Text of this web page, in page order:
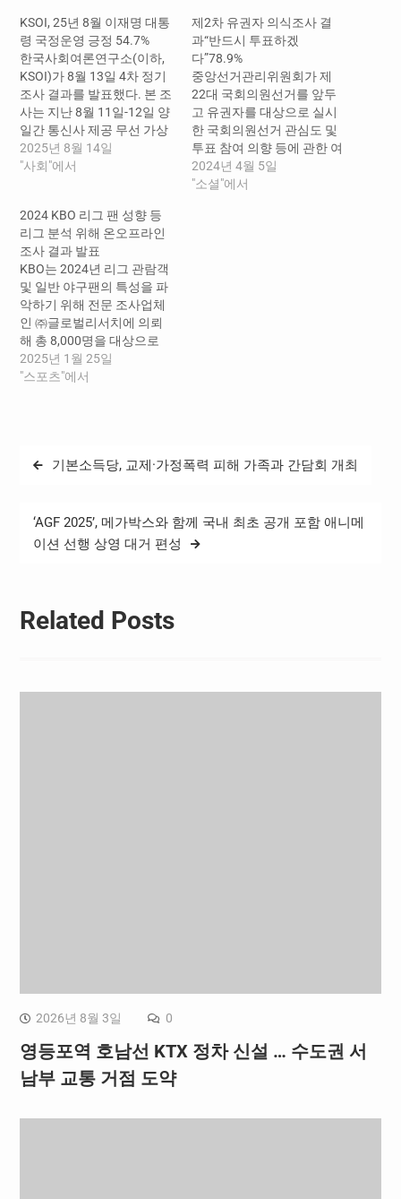
KSOI, 25년 8월 이재명 대통
령 국정운영 긍정 54.7%
한국사회여론연구소(이하,
KSOI)가 8월 13일 4차 정기
조사 결과를 발표했다. 본 조
사는 지난 8월 11일-12일 양
일간 통신사 제공 무선 가상
번호를 통해 전국 18세 이상
1,006명을 대상으로 ARS 자
은 ±3.1%P, 응답률은 5.6%
다. 이재명 대통령 국정운영
에 대해 긍정평가가 54.7%
(‘매우 잘하고 있다’ 35.9%,
‘대체로 잘하고 있다’ 18.8%)
로 부정평가 39.5%(‘매우
잘…
2025년 8월 14일
"사회"에서
제2차 유권자 의식조사 결
과“반드시 투표하겠
다”78.9%
중앙선거관리위원회가 제
22대 국회의원선거를 앞두
고 유권자를 대상으로 실시
한 국회의원선거 관심도 및
투표 참여 의향 등에 관한 여
론조사(2차 조사) 결과 유권
자의 83.2%는 이번 선거에
2024년 4월 5일
"소셜"에서
2024 KBO 리그 팬 성향 등
리그 분석 위해 온오프라인
조사 결과 발표
KBO는 2024년 리그 관람객
및 일반 야구팬의 특성을 파
악하기 위해 전문 조사업체
인 ㈜글로벌리서치에 의뢰
해 총 8,000명을 대상으로
온, 오프라인 팬 성향 조사를
진행했다. 본 조사에서는
으로 파악할 수 있는 점으로
2025년 1월 25일
"스포츠"에서
글
색
기본소득당, 교제·가정폭력 피해 가족과 간담회 개최
‘AGF 2025’, 메가박스와 함께 국내 최초 공개 포함 애니메
이션 선행 상영 대거 편성
Related Posts
2026년 8월 3일 0
영등포역 호남선 KTX 정차 신설 … 수도권 서
남부 교통 거점 도약